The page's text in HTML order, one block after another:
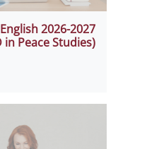
2026-2027
in Peace Studies)